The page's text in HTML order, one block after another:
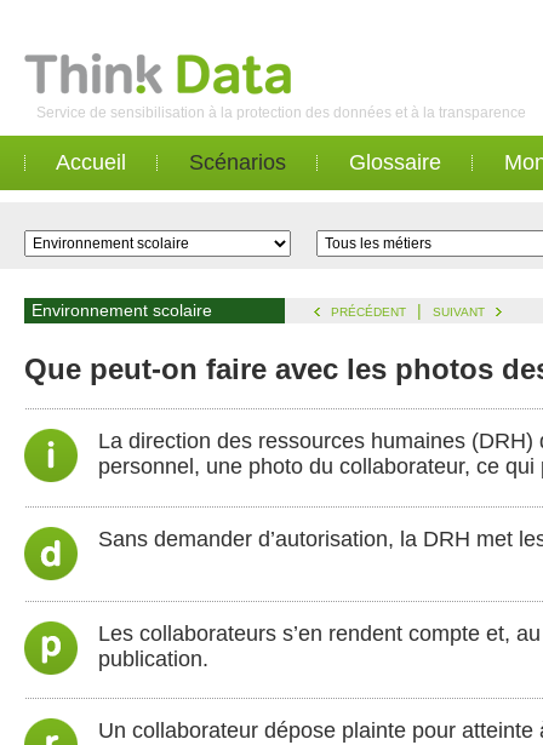
Service de sensibilisation à la protection des données et à la transparence
Accueil Scénarios Glossaire
Environnement scolaire PRÉCÉDENT | SUIVANT
Que peut-on faire avec les photos
La direction des ressources humaines
personnel, une photo du collaborateur, ce
Sans demander d’autorisation, la DRH met
Les collaborateurs s’en rendent compte et,
publication.
Un collaborateur dépose plainte pour atteinte